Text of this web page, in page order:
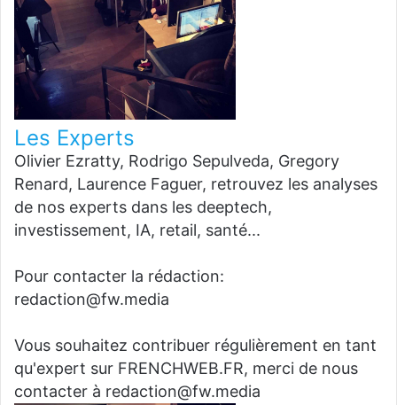
Les Experts
Olivier Ezratty, Rodrigo Sepulveda, Gregory
Renard, Laurence Faguer, retrouvez les analyses
de nos experts dans les deeptech,
investissement, IA, retail, santé...
Pour contacter la rédaction:
redaction@fw.media
Vous souhaitez contribuer régulièrement en tant
qu'expert sur FRENCHWEB.FR, merci de nous
contacter à redaction@fw.media